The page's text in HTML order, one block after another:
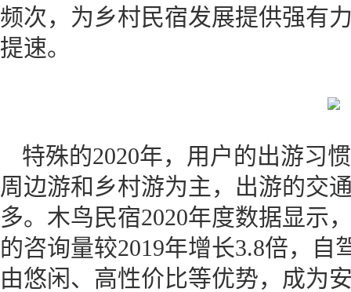
频次，为乡村民宿发展提供强有
提速。
特殊的2020年，用户的出游习
周边游和乡村游为主，出游的交
多。木鸟民宿2020年度数据显示
的咨询量较2019年增长3.8倍，
由悠闲、高性价比等优势，成为